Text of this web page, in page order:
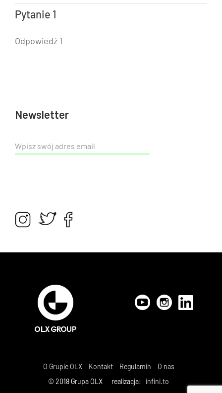
Pytanie 1
Odpowiedź 1
Newsletter
O Grupie OLX Kontakt Regulamin
O nas
© 2018 Grupa OLX realizacja:
infini.to